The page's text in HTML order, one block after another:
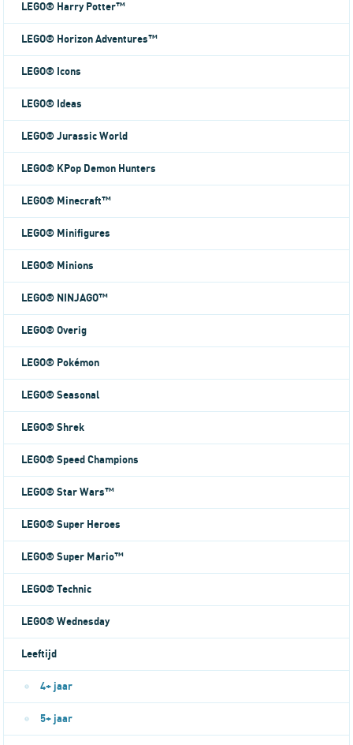
LEGO® Harry Potter™
LEGO® Horizon Adventures™
LEGO® Icons
LEGO® Ideas
LEGO® Jurassic World
LEGO® KPop Demon Hunters
LEGO® Minecraft™
LEGO® Minifigures
LEGO® Minions
LEGO® NINJAGO™
LEGO® Overig
LEGO® Pokémon
LEGO® Seasonal
LEGO® Shrek
LEGO® Speed Champions
LEGO® Star Wars™
LEGO® Super Heroes
LEGO® Super Mario™
LEGO® Technic
LEGO® Wednesday
Leeftijd
4+ jaar
5+ jaar